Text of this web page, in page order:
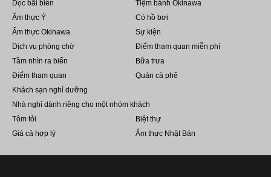
Dọc bãi biển
Tiệm bánh Okinawa
Ẩm thực Ý
Có hồ bơi
Ẩm thực Okinawa
Sự kiện
Dịch vụ phòng chờ
Điểm tham quan miễn phí
Tầm nhìn ra biển
Bữa trưa
Điểm tham quan
Quán cà phê
Khách sạn nghỉ dưỡng
Nhà nghỉ dành riêng cho một nhóm khách
Tôm tỏi
Biệt thự
Giá cả hợp lý
Ẩm thực Nhật Bản